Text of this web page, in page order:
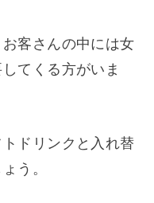
客さんの中には女
てくる方がいま
ドリンクと入れ替
う。